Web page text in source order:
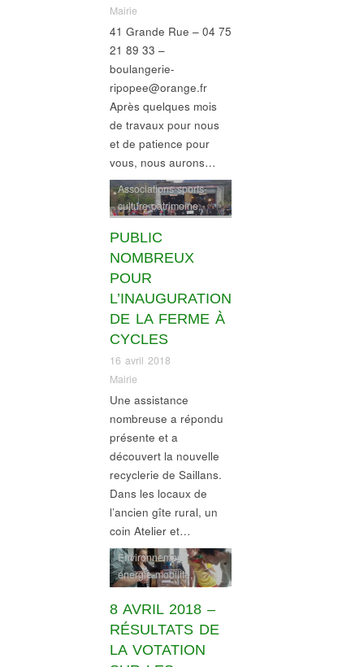
Mairie
41 Grande Rue – 04 75
21 89 33 –
boulangerie-
ripopee@orange.fr
Après quelques mois
de travaux pour nous
et de patience pour
vous, nous aurons…
PUBLIC
NOMBREUX
POUR
L’INAUGURATION
DE LA FERME À
CYCLES
16 avril 2018
Mairie
Associations-sports-
culture-patrimoine,
Environnement-
énergie-mobilité
commerces
Une assistance
nombreuse a répondu
présente et a
découvert la nouvelle
recyclerie de Saillans.
Dans les locaux de
l’ancien gîte rural, un
coin Atelier et…
8 AVRIL 2018 –
RÉSULTATS DE
LA VOTATION
Environnement-
énergie-mobilité,
Gouvernance,infos
commerces